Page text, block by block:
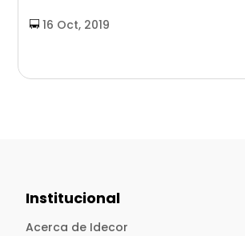
16 Oct, 2019
Institucional
Acerca de Idecor